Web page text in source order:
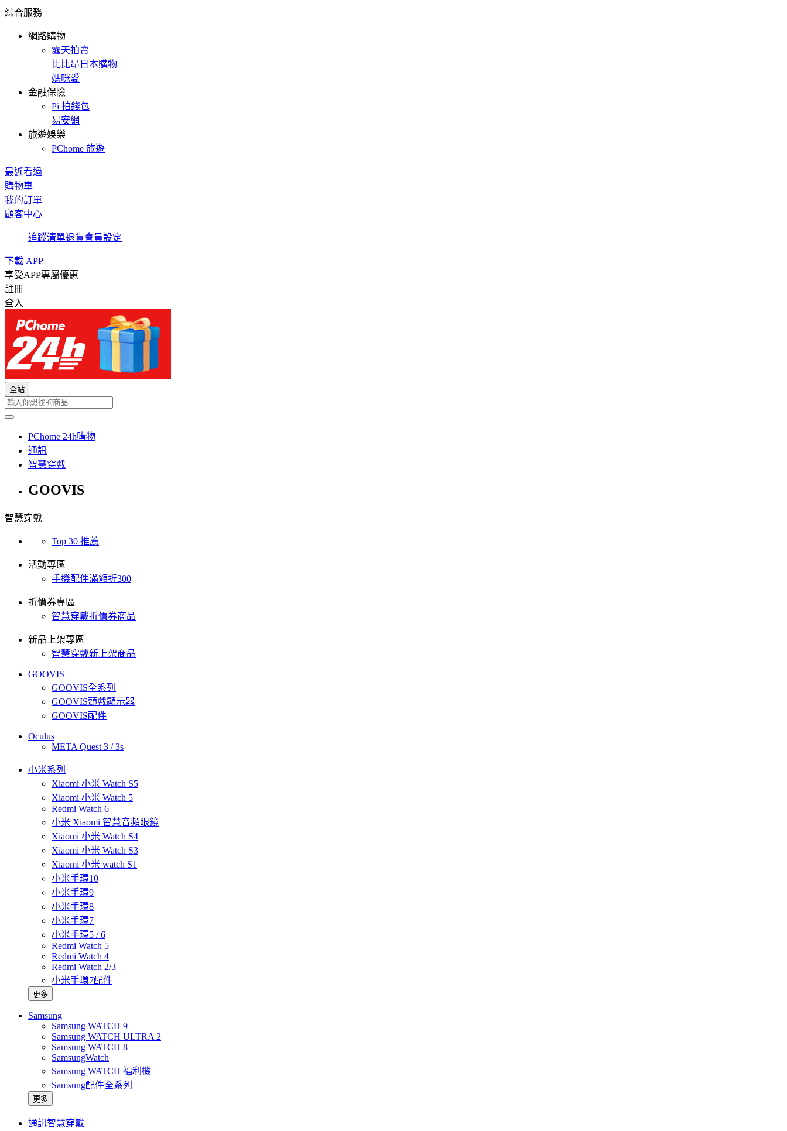
綜合服務
網路購物
露天拍賣
比比昂日本購物
媽咪愛
金融保險
Pi 拍錢包
易安網
旅遊娛樂
PChome 旅遊
最近看過
購物車
我的訂單
顧客中心
追蹤清單退貨會員設定
下載 APP
享受APP專屬優惠
註冊
登入
全站
PChome 24h購物
通訊
智慧穿戴
GOOVIS
智慧穿戴
Top 30 推薦
活動專區
手機配件滿額折300
折價券專區
智慧穿戴折價券商品
新品上架專區
智慧穿戴新上架商品
GOOVIS
GOOVIS全系列
GOOVIS頭戴顯示器
GOOVIS配件
Oculus
META Quest 3 / 3s
小米系列
Xiaomi 小米 Watch S5
Xiaomi 小米 Watch 5
Redmi Watch 6
小米 Xiaomi 智慧音頻眼鏡
Xiaomi 小米 Watch S4
Xiaomi 小米 Watch S3
Xiaomi 小米 watch S1
小米手環10
小米手環9
小米手環8
小米手環7
小米手環5 / 6
Redmi Watch 5
Redmi Watch 4
Redmi Watch 2/3
小米手環7配件
更多
Samsung
Samsung WATCH 9
Samsung WATCH ULTRA 2
Samsung WATCH 8
SamsungWatch
Samsung WATCH 福利機
Samsung配件全系列
更多
通訊智慧穿戴